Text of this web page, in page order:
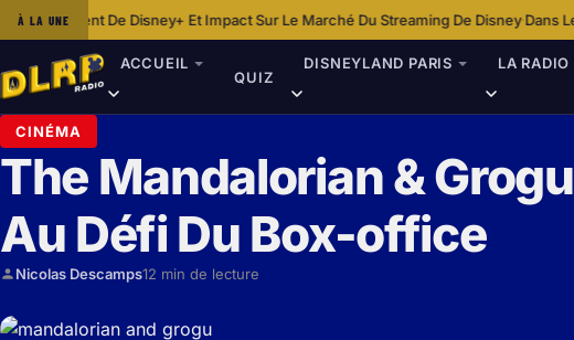
À LA UNE
Disney+ Et Impact Sur Le Marché Du Streaming De Disney·Dans Les Coulisses De
ACCUEIL
QUIZ
DISNEYLAND PARIS LA RADIO
CINÉMA
The Mandalorian &
Au Défi Du Box-office
Nicolas Descamps12 min de lecture